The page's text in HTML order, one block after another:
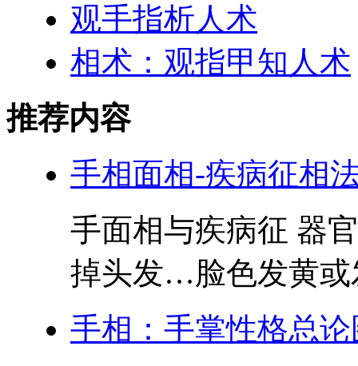
观手指析人术
相术：观指甲知人术
推荐内容
手相面相-疾病征相
手面相与疾病征 器
掉头发…脸色发黄
手相：手掌性格总